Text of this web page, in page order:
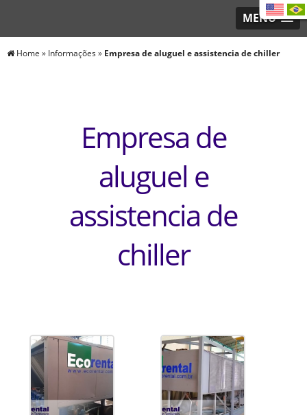
MENU
Home » Informações» Empresa de aluguel e assistencia de chiller
Empresa de
aluguel e
assistencia de
chiller